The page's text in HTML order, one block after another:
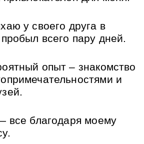
у своего друга в
всего пару дней.
опыт – знакомство
и
все благодаря моему